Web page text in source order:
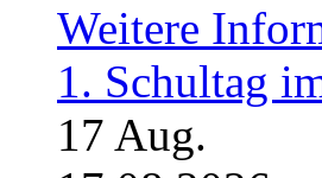
Weitere
1. Schultag
17 Aug.